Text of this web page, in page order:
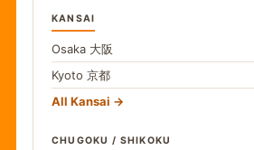
KANSAI
Osaka 大阪
Kyoto 京都
All Kansai
CHUGOKU / SHIKOKU